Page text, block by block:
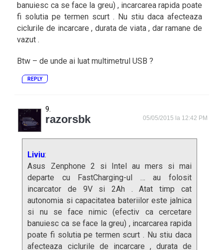
banuiesc ca se face la greu) , incarcarea rapida poate
fi solutia pe termen scurt . Nu stiu daca afecteaza
ciclurile de incarcare , durata de viata , dar ramane de
vazut .
Btw – de unde ai luat multimetrul USB ?
REPLY
razorsbk 05/05/2015 la 12:42 PM
Liviu:
Asus Zenphone 2 si Intel au mers si mai
departe cu FastCharging-ul … au folosit
incarcator de 9V si 2Ah . Atat timp cat
autonomia si capacitatea bateriilor este jalnica
si nu se face nimic (efectiv ca cercetare
banuiesc ca se face la greu) , incarcarea rapida
poate fi solutia pe termen scurt . Nu stiu daca
afecteaza ciclurile de incarcare , durata de